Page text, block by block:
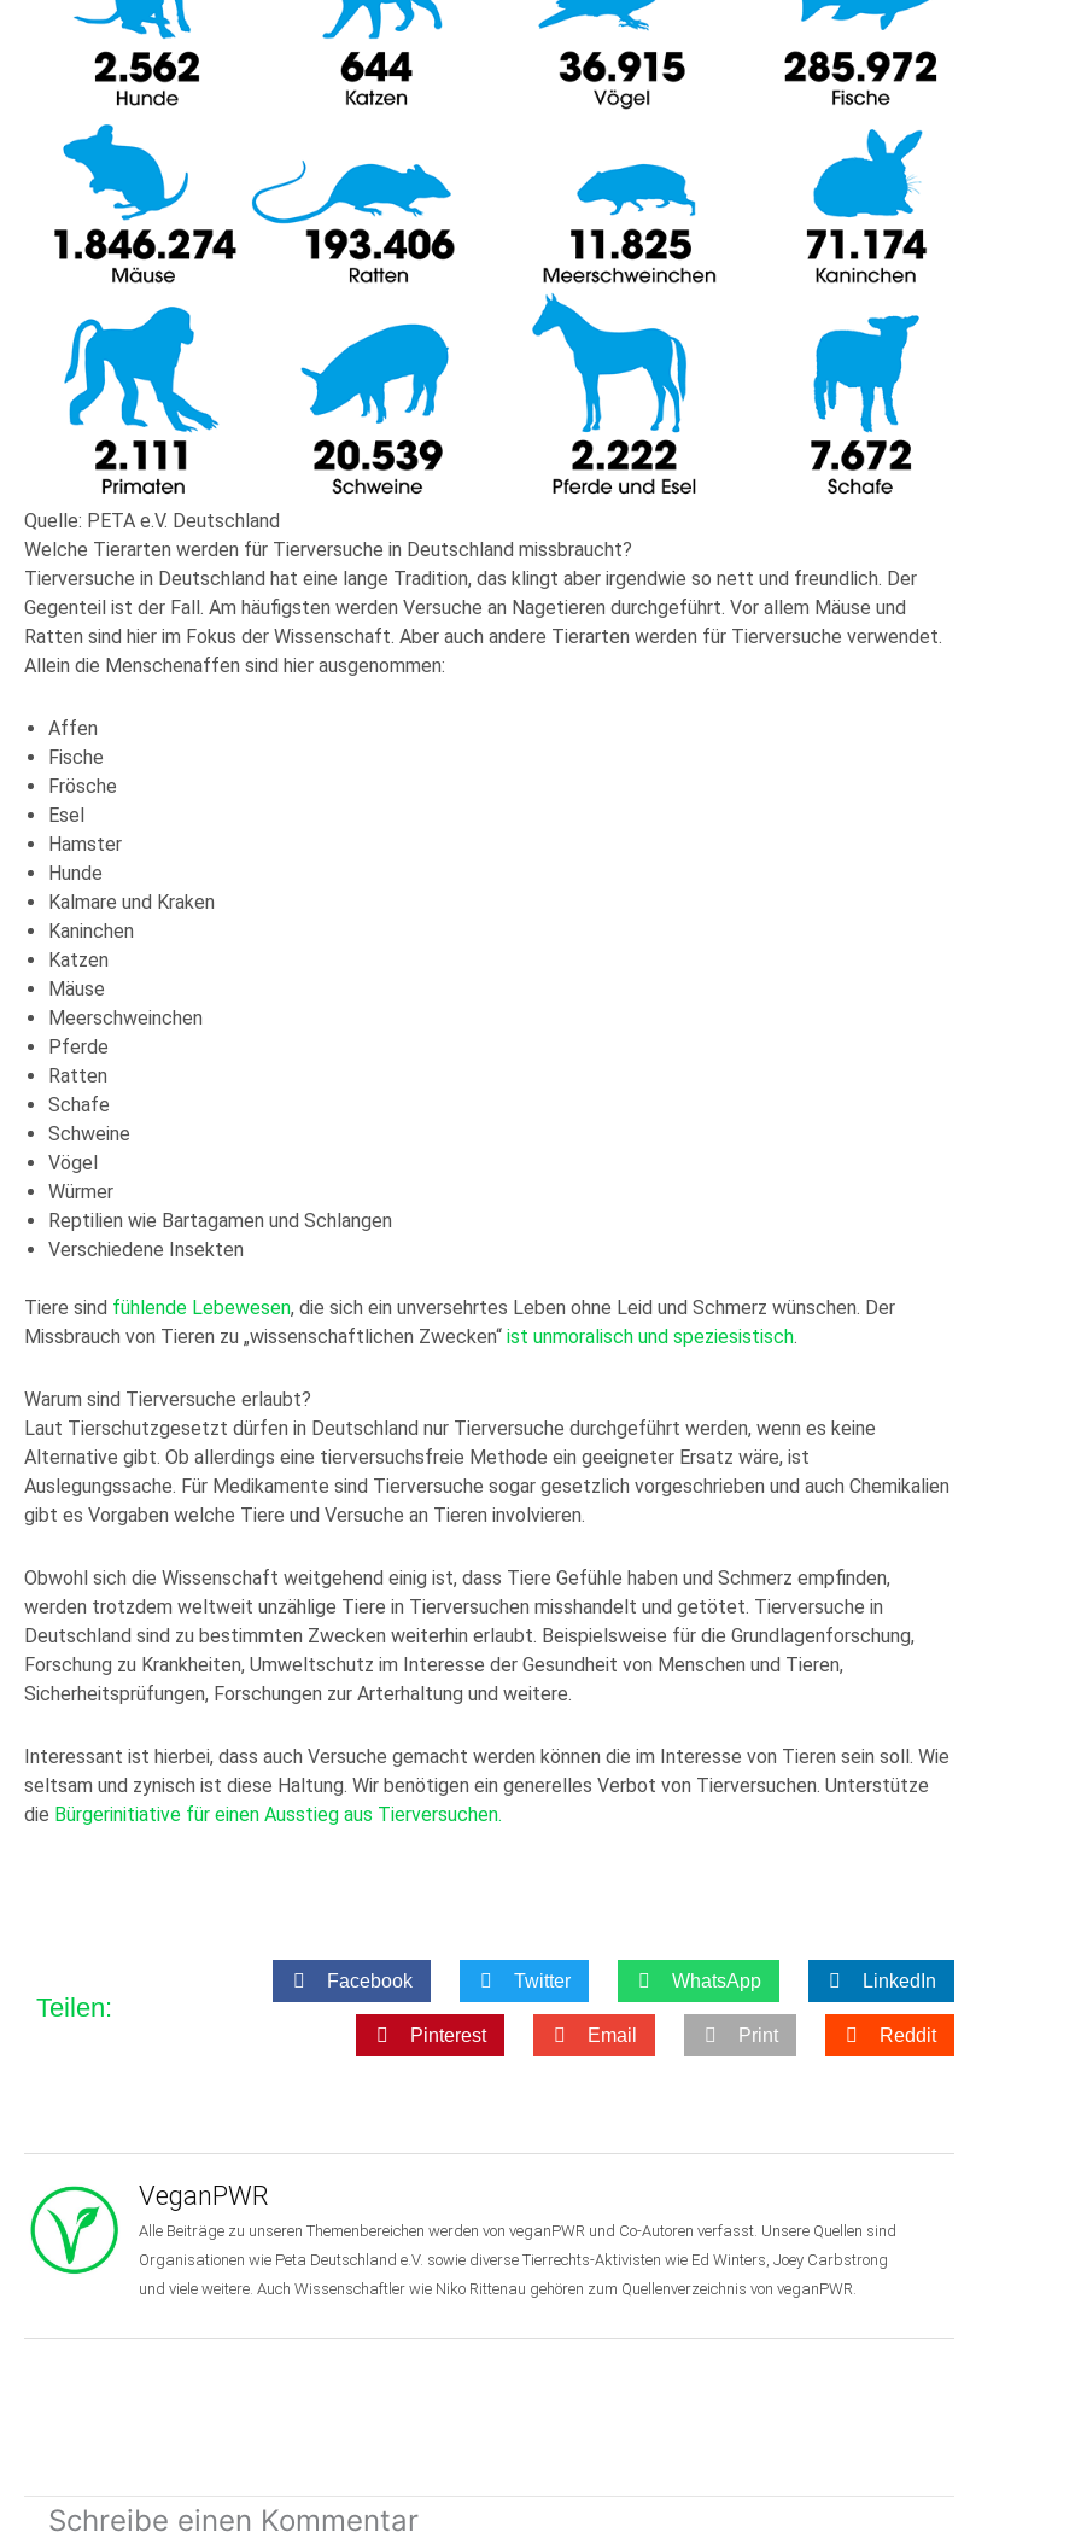
Quelle: PETA e.V. Deutschland
Welche Tierarten werden für Tierversuche in Deutschland missbraucht?
Tierversuche in Deutschland hat eine lange Tradition, das klingt aber irgendwie so nett und freundlich. Der
Gegenteil ist der Fall. Am häufigsten werden Versuche an Nagetieren durchgeführt. Vor allem Mäuse und
Ratten sind hier im Fokus der Wissenschaft. Aber auch andere Tierarten werden für Tierversuche verwendet.
Allein die Menschenaffen sind hier ausgenommen:
Affen
Fische
Frösche
Esel
Hamster
Hunde
Kalmare und Kraken
Kaninchen
Katzen
Mäuse
Meerschweinchen
Pferde
Ratten
Schafe
Schweine
Vögel
Würmer
Reptilien wie Bartagamen und Schlangen
Verschiedene Insekten
Tiere sind fühlende Lebewesen, die sich ein unversehrtes Leben ohne Leid und Schmerz wünschen. Der
Missbrauch von Tieren zu „wissenschaftlichen Zwecken“ ist unmoralisch und speziesistisch.
Warum sind Tierversuche erlaubt?
Laut Tierschutzgesetzt dürfen in Deutschland nur Tierversuche durchgeführt werden, wenn es keine
Alternative gibt. Ob allerdings eine tierversuchsfreie Methode ein geeigneter Ersatz wäre, ist
Auslegungssache. Für Medikamente sind Tierversuche sogar gesetzlich vorgeschrieben und auch Chemikalien
gibt es Vorgaben welche Tiere und Versuche an Tieren involvieren.
Obwohl sich die Wissenschaft weitgehend einig ist, dass Tiere Gefühle haben und Schmerz empfinden,
werden trotzdem weltweit unzählige Tiere in Tierversuchen misshandelt und getötet. Tierversuche in
Deutschland sind zu bestimmten Zwecken weiterhin erlaubt. Beispielsweise für die Grundlagenforschung,
Forschung zu Krankheiten, Umweltschutz im Interesse der Gesundheit von Menschen und Tieren,
Sicherheitsprüfungen, Forschungen zur Arterhaltung und weitere.
Interessant ist hierbei, dass auch Versuche gemacht werden können die im Interesse von Tieren sein soll. Wie
seltsam und zynisch ist diese Haltung. Wir benötigen ein generelles Verbot von Tierversuchen. Unterstütze
die Bürgerinitiative für einen Ausstieg aus Tierversuchen.
Teilen:
Facebook Twitter WhatsApp LinkedIn
Pinterest Email Print Reddit
VeganPWR
Alle Beiträge zu unseren Themenbereichen werden von veganPWR und Co-Autoren verfasst. Unsere Quellen sind
Organisationen wie Peta Deutschland e.V. sowie diverse Tierrechts-Aktivisten wie Ed Winters, Joey Carbstrong
und viele weitere. Auch Wissenschaftler wie Niko Rittenau gehören zum Quellenverzeichnis von veganPWR.
Schreibe einen Kommentar